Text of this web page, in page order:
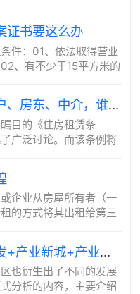
、提...
证书要这么办
件：01、依法取得营业
、有不少于15平方米的
住房租赁条例正式发布：租户、房东、中介，谁将迎来新挑战？
目的《住房租赁条
广泛讨论。而该条例将
都将面临新的游戏...
企业从房屋所有者（一
的方式将其出租给第三
管理、维护...
产业园区运营模式：地产开发+产业新城+产业投资+产业服务
也衍生出了不同的发展
分析的内容，主要介绍